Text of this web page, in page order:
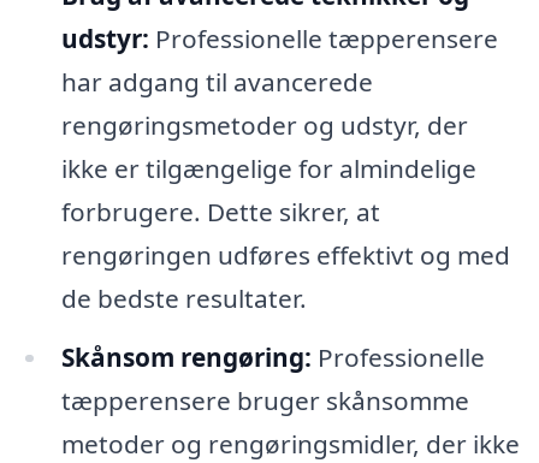
udstyr: Professionelle tæpperensere
har adgang til avancerede
rengøringsmetoder og udstyr, der
ikke er tilgængelige for almindelige
forbrugere. Dette sikrer, at
rengøringen udføres effektivt og med
de bedste resultater.
Skånsom rengøring: Professionelle
tæpperensere bruger skånsomme
metoder og rengøringsmidler, der ikke